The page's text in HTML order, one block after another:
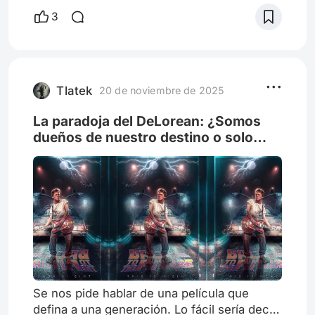
fascinante, la verdadera máquina de
anticipación era el cine. Entre todas las
la locura: Volver al F
3
Tlatek 20 de noviembre de 2025
La paradoja del DeLorean: ¿Somos
dueños de nuestro destino o solo
turistas en el tiempo?
Se nos pide hablar de una película que
defina a una generación. Lo fácil sería decir